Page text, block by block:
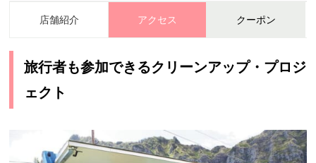
店舗紹介 アクセス クーポン
旅行者も参加できるクリーンアップ・プロジ
ェクト